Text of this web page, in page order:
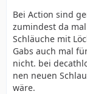
Bei Action sind
zumindest da
Schläuche mit
Gabs auch mal
nicht. bei
nen neuen
wäre.